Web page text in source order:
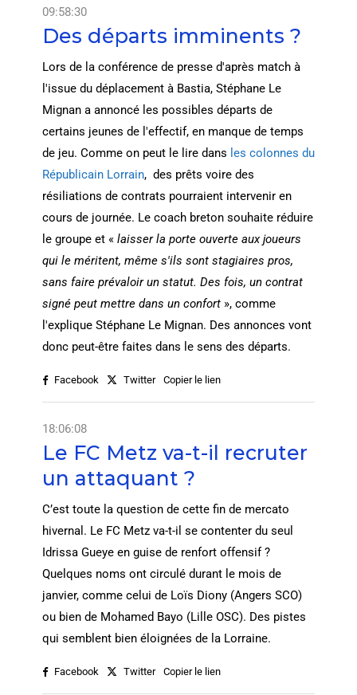
09:58:30
Des départs imminents ?
Lors de la conférence de presse d'après match à
l'issue du déplacement à Bastia, Stéphane Le
Mignan a annoncé les possibles départs de
certains jeunes de l'effectif, en manque de temps
de jeu. Comme on peut le lire dans les colonnes du
Républicain Lorrain, des prêts voire des
résiliations de contrats pourraient intervenir en
cours de journée. Le coach breton souhaite réduire
le groupe et « laisser la porte ouverte aux joueurs
qui le méritent, même s'ils sont stagiaires pros,
sans faire prévaloir un statut. Des fois, un contrat
signé peut mettre dans un confort», comme
l'explique Stéphane Le Mignan. Des annonces vont
donc peut-être faites dans le sens des départs.
Facebook Twitter Copier le lien
18:06:08
Le FC Metz va-t-il recruter
un attaquant ?
C’est toute la question de cette fin de mercato
hivernal. Le FC Metz va-t-il se contenter du seul
Idrissa Gueye en guise de renfort offensif ?
Quelques noms ont circulé durant le mois de
janvier, comme celui de Loïs Diony (Angers SCO)
ou bien de Mohamed Bayo (Lille OSC). Des pistes
qui semblent bien éloignées de la Lorraine.
Facebook Twitter Copier le lien